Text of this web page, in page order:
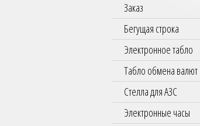
Заказ
Бегущая строка
Электронное табло
Табло обмена валют
Стелла для АЗС
Электронные часы